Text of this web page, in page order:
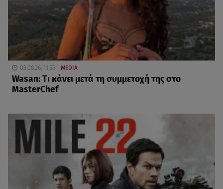
03.08.26, 11:55 MEDIA
Wasan: Tι κάνει μετά τη συμμετοχή της στο
MasterChef